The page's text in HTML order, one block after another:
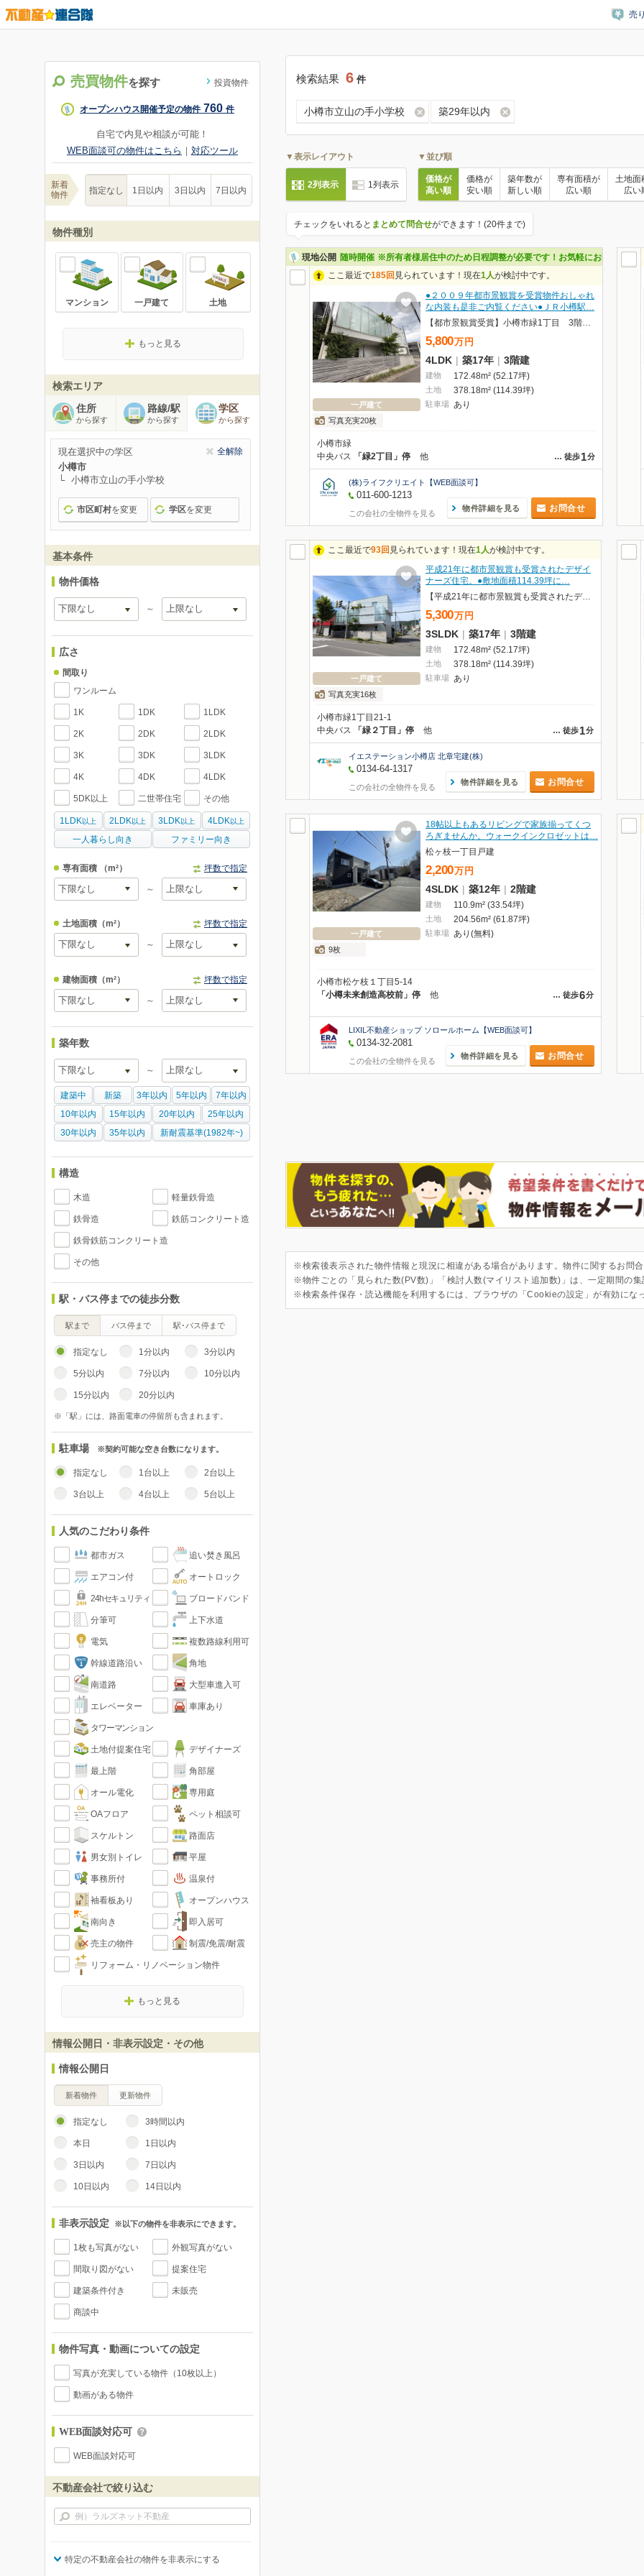
売
売買物件を探す 投資物件
オープンハウス開催予定の物件 760 件
自宅で内見や相談が可能！
WEB面談可の物件はこちら ｜ 対応ツール
新着
物件
指定なし 1日以内 3日以内 7日以内
物件種別
マンション 一戸建て 土地
もっと見る
検索エリア
住所
から探す
路線/駅
から探す
学区
から探す
現在選択中の学区 全解除
小樽市
小樽市立山の手小学校
市区町村を変更 学区を変更
基本条件
物件価格
～
広さ
間取り
ワンルーム
1K 1DK 1LDK
2K 2DK 2LDK
3K 3DK 3LDK
4K 4DK 4LDK
5DK以上 二世帯住宅 その他
1LDK 以上 2LDK 以上 3LDK 以上 4LDK 以上
一人暮らし向き ファミリー向き
専有面積 （m²） 坪数で指定
～
土地面積（m²） 坪数で指定
～
建物面積（m²） 坪数で指定
～
築年数
～
建築中 新築 3年以内 5年以内
7年以内
10年以内
15年以内 20年以内
25年以内
30年以内
35年以内 新耐震基準(1982年~)
構造
木造 軽量鉄骨造
鉄骨造 鉄筋コンクリート造
鉄骨鉄筋コンクリート造
その他
駅・バス停までの徒歩分数
駅まで バス停まで 駅･バス停まで
指定なし 1分以内 3分以内
5分以内 7分以内 10分以内
15分以内 20分以内
※「駅」には、路面電車の停留所も含まれます。
駐車場 ※契約可能な空き台数になります。
指定なし 1台以上 2台以上
3台以上 4台以上 5台以上
人気のこだわり条件
都市ガス 追い焚き風呂
エアコン付 オートロック
24hセキュリティ ブロードバンド
分筆可 上下水道
電気 複数路線利用可
幹線道路沿い 角地
南道路 大型車進入可
エレベーター 車庫あり
タワーマンション
土地付提案住宅 デザイナーズ
最上階 角部屋
オール電化 専用庭
OAフロア ペット相談可
スケルトン 路面店
男女別トイレ 平屋
事務所付 温泉付
袖看板あり オープンハウス
南向き 即入居可
売主の物件 制震/免震/耐震
リフォーム・リノベーション物件
もっと見る
情報公開日・非表示設定・その他
情報公開日
新着物件 更新物件
指定なし 3時間以内
本日 1日以内
3日以内 7日以内
10日以内 14日以内
非表示設定 ※以下の物件を非表示にできます。
1枚も写真がない 外観写真がない
間取り図がない 提案住宅
建築条件付き 未販売
商談中
物件写真・動画についての設定
写真が充実している物件（10枚以上）
動画がある物件
WEB面談対応可
WEB面談対応可
不動産会社で絞り込む
特定の不動産会社の物件を非表示にする
検索結果 6 件
小樽市立山の手小学校 築29年以内
▼表示レイアウト
2列表示 1列表示
▼並び順
価格が
高い順
価格が
安い順
築年数が
新しい順
専有面積が
広い順
土地面
広い
チェックをいれると まとめて問合せができます！(20件まで)
現地公開 随時開催 ※所有者様居住中のため日程調整が必要です！お気軽にお問い合わ
ここ最近で185回 見られています！現在1人が検討中です。
一戸建て
写真充実20枚
●２００９年都市景観賞を受賞物件おしゃれ
な内装も是非ご内覧ください●ＪＲ小樽駅…
【都市景観賞受賞】小樽市緑1丁目 3階建戸建
5,800万 円
4LDK | 築17年 | 3階建
建物 172.48m² (52.17坪)
土地 378.18m² (114.39坪)
駐車場 あり
小樽市緑
… 徒歩1分
中央バス 「緑2丁目」停 他
(株)ライフクリエイト【WEB面談可】
011-600-1213
この会社の全物件を見る
物件詳細を見る お問合せ
ここ最近で93回 見られています！現在1人が検討中です。
一戸建て
写真充実16枚
平成21年に都市景観賞も受賞されたデザイ
ナーズ住宅。●敷地面積114.39坪に…
【平成21年に都市景観賞も受賞されたデザイナーズ住宅】戸建 緑１丁目
5,300万 円
3SLDK | 築17年 | 3階建
建物 172.48m² (52.17坪)
土地 378.18m² (114.39坪)
駐車場 あり
小樽市緑1丁目21-1
… 徒歩1分
中央バス 「緑２丁目」停 他
イエステーション小樽店 北章宅建(株)
0134-64-1317
この会社の全物件を見る
物件詳細を見る お問合せ
一戸建て
9枚
18帖以上もあるリビングで家族揃ってくつ
ろぎませんか。ウォークインクロゼットは…
松ヶ枝一丁目戸建
2,200万 円
4SLDK | 築12年 | 2階建
建物 110.9m² (33.54坪)
土地 204.56m² (61.87坪)
駐車場 あり(無料)
小樽市松ケ枝１丁目5-14
… 徒歩6分
「小樽未来創造高校前」停 他
LIXIL不動産ショップ ソロールホーム【WEB面談可】
0134-32-2081
この会社の全物件を見る
物件詳細を見る お問合せ
※検索後表示された物件情報と現況に相違がある場合があります。物件に関するお問
※物件ごとの「見られた数(PV数)」「検討人数(マイリスト追加数)」は、一定期間の
※検索条件保存・読込機能を利用するには、ブラウザの「Cookieの設定」が有効にな